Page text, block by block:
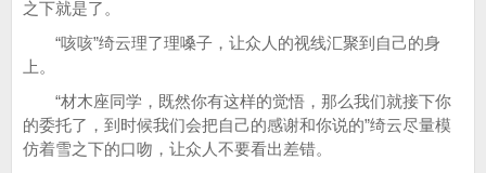
之下就是了。
“咳咳”绮云理了理嗓子，让众人的视线汇聚到自己的身
上。
“材木座同学，既然你有这样的觉悟，那么我们就接下你
的委托了，到时候我们会把自己的感谢和你说的”绮云尽量模
仿着雪之下的口吻，让众人不要看出差错。